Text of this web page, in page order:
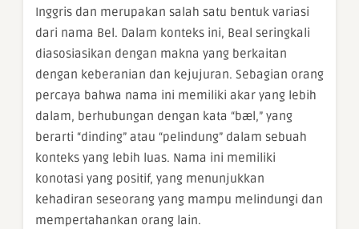
Inggris dan merupakan salah satu bentuk variasi
dari nama Bel. Dalam konteks ini, Beal seringkali
diasosiasikan dengan makna yang berkaitan
dengan keberanian dan kejujuran. Sebagian orang
percaya bahwa nama ini memiliki akar yang lebih
dalam, berhubungan dengan kata “bæl,” yang
berarti “dinding” atau “pelindung” dalam sebuah
konteks yang lebih luas. Nama ini memiliki
konotasi yang positif, yang menunjukkan
kehadiran seseorang yang mampu melindungi dan
mempertahankan orang lain.